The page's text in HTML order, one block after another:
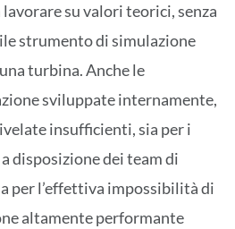
su valori teorici, senza
strumento di simulazione
turbina. Anche le
sviluppate internamente,
insufficienti, sia per i
disposizione dei team di
per l’effettiva impossibilità di
altamente performante